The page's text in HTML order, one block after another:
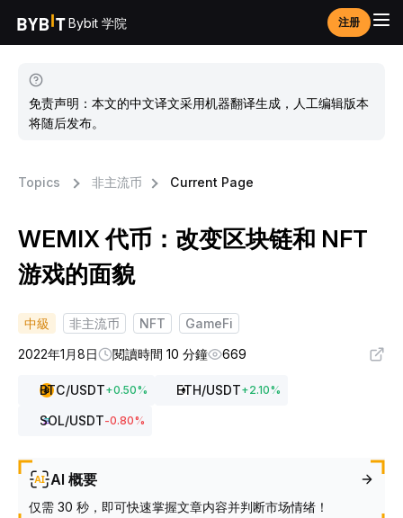
Bybit 学院 注册
免责声明：本文的中文译文采用机器翻译生成，人工编辑版本
将随后发布。
Topics 非主流币 Current Page
WEMIX 代币：改变区块链和 NFT
游戏的面貌
中級 非主流币 NFT
GameFi
2022年1月8日
閱讀時間 10 分鐘 669
BTC/USDT+0.50% ETH/USDT+2.10%
SOL/USDT-0.80%
AI 概要
仅需 30 秒，即可快速掌握文章内容并判断市场情绪！